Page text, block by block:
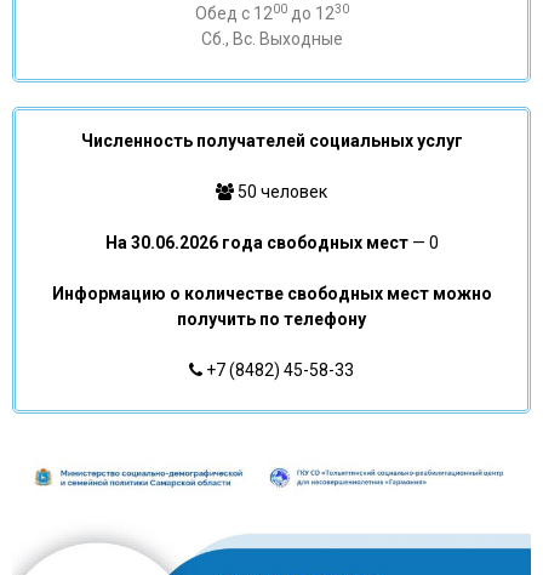
Обед с 1200до 1230
Сб., Вс. Выходные
Численность получателей социальных услуг
50 человек
На 30.06.2026 года свободных мест— 0
Информацию о количестве свободных мест можно
получить по телефону
+7 (8482) 45-58-33